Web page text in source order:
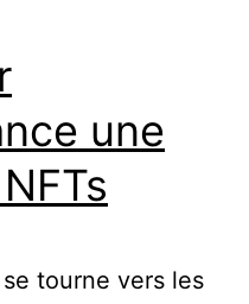
une
tourne vers les